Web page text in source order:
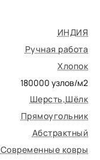
ИНДИЯ
Ручная работа
Хлопок
180000 узлов/м2
Шерсть,Шёлк
Прямоугольник
Абстрактный
Современные ковры